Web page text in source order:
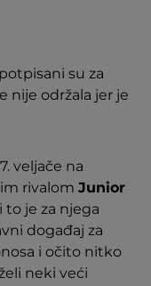
​​potpisani su za
nije održala jer je
veljače na
rivalom Junior
to je za njega
događaj za
i očito nitko
neki veći